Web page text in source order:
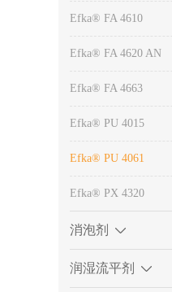
Efka® FA 4610
Efka® FA 4620 AN
Efka® FA 4663
Efka® PU 4015
Efka® PU 4061
Efka® PX 4320
消泡剂
润湿流平剂